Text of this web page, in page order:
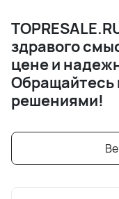
здравого
цене и
Обращайтесь
решениями!